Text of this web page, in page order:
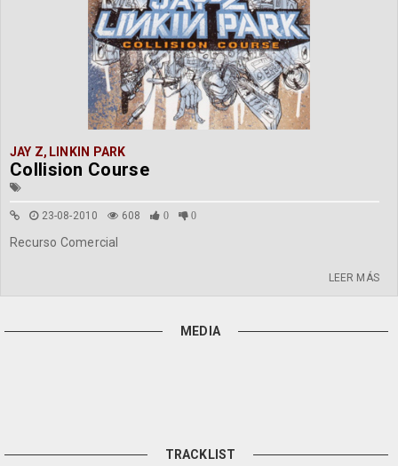
JAY Z, LINKIN PARK
Collision Course
23-08-2010 608 0 0
Recurso Comercial
LEER MÁS
MEDIA
TRACKLIST